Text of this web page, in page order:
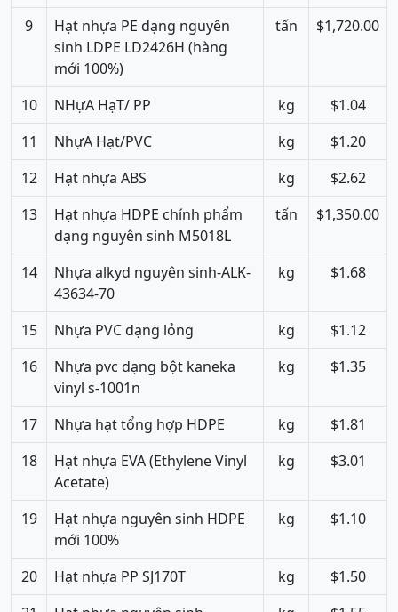
9
Hạt nhựa PE dạng nguyên
sinh LDPE LD2426H (hàng
mới 100%)
tấn $1,720.00
10 NHựA HạT/ PP kg
$1.04
11
NhựA Hạt/PVC kg
$1.20
12
Hạt nhựa ABS kg
$2.62
13
Hạt nhựa HDPE chính phẩm
dạng nguyên sinh M5018L
tấn $1,350.00
14
Nhựa alkyd nguyên sinh-ALK-
43634-70
kg $1.68
15 Nhựa PVC dạng lỏng kg
$1.12
16
Nhựa pvc dạng bột kaneka
vinyl s-1001n
kg $1.35
17 Nhựa hạt tổng hợp HDPE kg
$1.81
18
Hạt nhựa EVA (Ethylene Vinyl
Acetate)
kg $3.01
19
Hạt nhựa nguyên sinh HDPE
mới 100%
kg $1.10
20 Hạt nhựa PP SJ170T kg
$1.50